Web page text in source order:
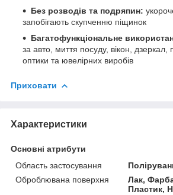
Без розводів та подряпин:
запобігають скупченню піщинок
Багатофункціональне
за авто, миття посуду, вікон, дзеркал,
оптики та ювелірних виробів
Приховати
Характеристики
Основні атрибути
Область застосування
Оброблювана поверхня
Лак,
Пластик,